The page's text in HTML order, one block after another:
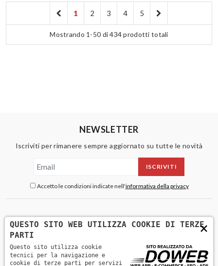
1 2 3 4 5
Mostrando 1-50 di 434 prodotti totali
NEWSLETTER
Iscriviti per rimanere sempre aggiornato su tutte le novità
ISCRIVITI
Accetto le condizioni indicate nell'informativa della privacy
×
QUESTO SITO WEB UTILIZZA COOKIE DI TERZE
PARTI
Questo sito utilizza cookie
tecnici per la navigazione e
cookie di terze parti per servizi